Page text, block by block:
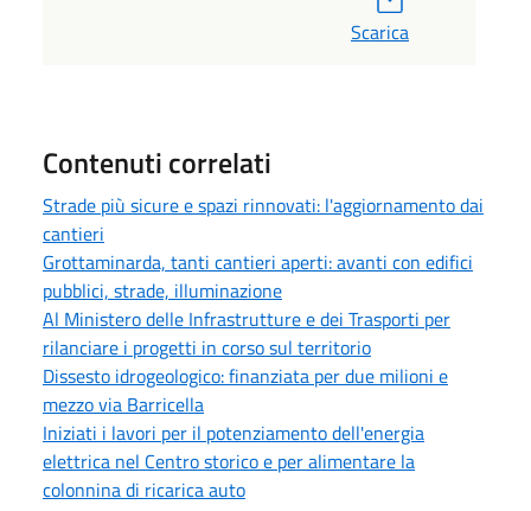
Scarica
Contenuti correlati
Strade più sicure e spazi rinnovati: l'aggiornamento dai
cantieri
Grottaminarda, tanti cantieri aperti: avanti con edifici
pubblici, strade, illuminazione
Al Ministero delle Infrastrutture e dei Trasporti per
rilanciare i progetti in corso sul territorio
Dissesto idrogeologico: finanziata per due milioni e
mezzo via Barricella
Iniziati i lavori per il potenziamento dell'energia
elettrica nel Centro storico e per alimentare la
colonnina di ricarica auto